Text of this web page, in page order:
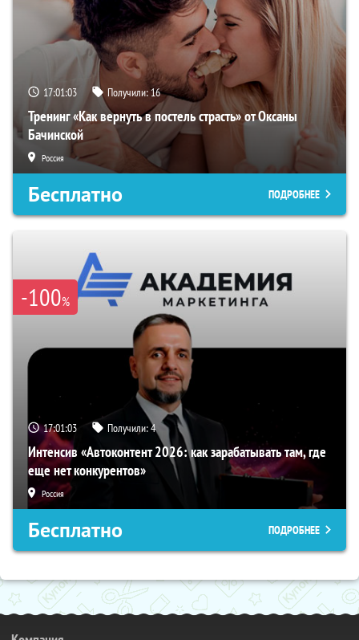
17:01:02 Получили:16
Тренинг «Как вернуть в постель страсть» от Оксаны
Бачинской
Россия
Бесплатно ПОДРОБНЕЕ
-100%
17:01:02 Получили:4
Интенсив «Автоконтент 2026: как зарабатывать там, где
еще нет конкурентов»
Россия
Бесплатно ПОДРОБНЕЕ